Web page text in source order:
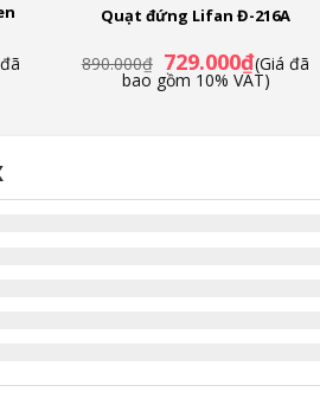
Quạt đứng Lifan Đ-216A
890.000₫ Giá
gốc
là:
729.000₫Giá
hiện
tại
(Giá đã
bao gồm 10% VAT)